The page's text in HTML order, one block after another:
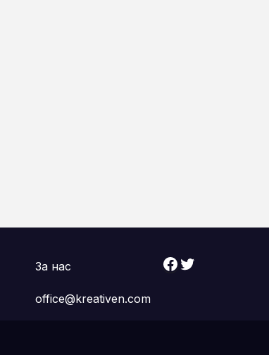
За нас
office@kreativen.com
Facebook Twitter